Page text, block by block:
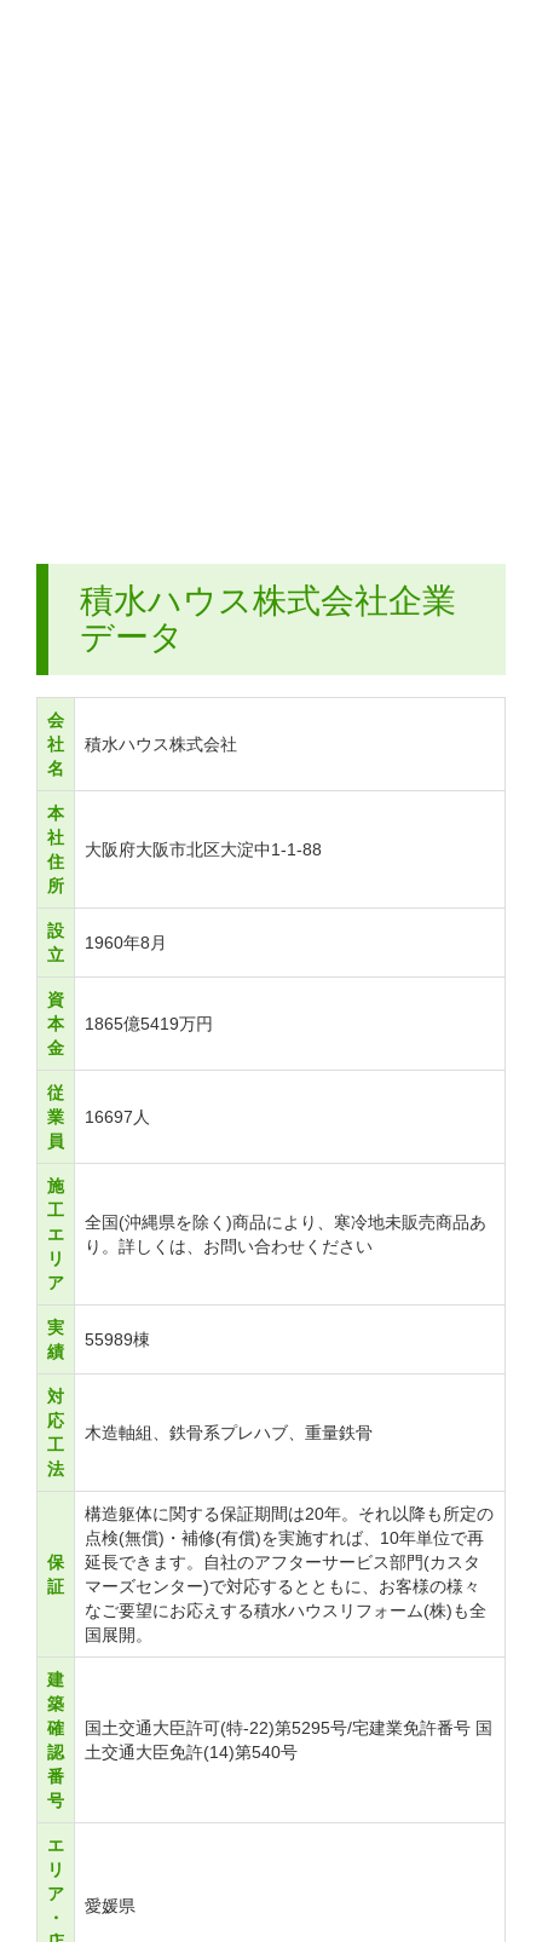
積水ハウス株式会社企業
データ
会
社
名
積水ハウス株式会社
本
社
住
所
大阪府大阪市北区大淀中1-1-88
設
立
1960年8月
資
本
金
1865億5419万円
従
業
員
16697人
施
工
エ
リ
ア
全国(沖縄県を除く)商品により、寒冷地未販売商品あ
り。詳しくは、お問い合わせください
実
績
55989棟
対
応
工
法
木造軸組、鉄骨系プレハブ、重量鉄骨
保
証
構造躯体に関する保証期間は20年。それ以降も所定の
点検(無償)・補修(有償)を実施すれば、10年単位で再
延長できます。自社のアフターサービス部門(カスタ
マーズセンター)で対応するとともに、お客様の様々
なご要望にお応えする積水ハウスリフォーム(株)も全
国展開。
建
築
確
認
番
号
国土交通大臣許可(特-22)第5295号/宅建業免許番号 国
土交通大臣免許(14)第540号
エ
リ
ア
・
愛媛県